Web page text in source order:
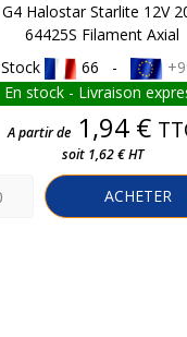
G4 Halostar Starlite 12V
64425S Filament Axial
Stock
66 -
En stock - Livraison
Prix
A partir de 1,94 €
soit 1,62 € HT
ACHETER